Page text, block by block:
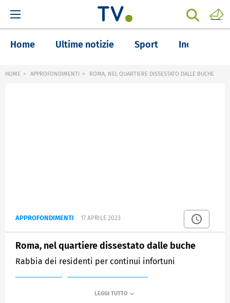
Home Ultime notizie Sport Inchieste
HOME APPROFONDIMENTI ROMA, NEL QUARTIERE DISSESTATO DALLE BUCHE
APPROFONDIMENTI 17 APRILE 2023
Roma, nel quartiere dissestato dalle buche
Rabbia dei residenti per continui infortuni